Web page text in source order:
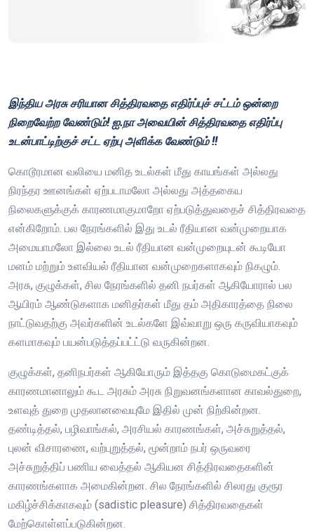
இந்திய அரசு சரியான சித்திரவதை எதிர்ப்புச் சட்டம் ஒன்றை
நிறைவேற்ற வேண்டும்! ஐ.நா அவையின் சித்திரவதை எதிர்ப்பு
உடன்பாட்டிற்குச் சட்ட ஏற்பு அளிக்க வேண்டும்!!
கொடூரமான வலியை மனித உடல்கள் மீது காயங்கள் அல்லது
நிரந்தர ஊனங்கள் ஏற்படாமலோ அல்லது அத்தகைய
நிலைகளுக்குக் காரணமாகுமாறோ ஏற்படுத்துவதைச் சித்திரவதை
என்கிறோம். பல நேரங்களில் இது உடல் ரீதியான வன்முறையாக
அமையாமலோ இல்லை உடல் ரீதியான வன்முறையுடன் கூடியோ
மனம் மற்றும் உளவியல் ரீதியான வன்முறைகளாகவும் நிகழும்.
அரசு, குழுக்கள், சில நேரங்களில் தனி நபர்கள் ஆகியோரால் பல
ஆயிரம் ஆண்டுகளாக மனிதர்கள் மீது தம் அதிகாரத்தை நிலை
நாட்டுவதற்கு அவர்களின் உடல்களே இவ்வாறு ஒரு கருவியாகவும்
களமாகவும் பயன்படுத்தப்பட்ட்டு வருகின்றன.
குழுக்கள், தனிநபர்கள் ஆகியோரும் இத்தகு கொடுமைகட்குக்
காரணமானாலும் கூட அரசும் அரசு நிறுவனங்களான காவல்துறை,
உளவுத் துறை முதலானவையுமே இதில் முன் நிற்கின்றன.
தண்டித்தல், பழிவாங்கல், அரசியல் காரணங்கள், அச்சுறுத்தல்,
புலன் விசாரணை, வற்புறுத்தல், மூன்றாம் நபர் ஒருவரை
அச்சுறுத்திப் பணிய வைத்தல் ஆகியன சித்திரவதைகளின்
காரணங்களாக அமைகின்றன. சில நேரங்களில் சிலரது குரூர
மகிழ்ச்சிக்காகவும் (sadistic pleasure) சித்திரவதைகள்
மேற்கொள்ளப்படுகின்றன.